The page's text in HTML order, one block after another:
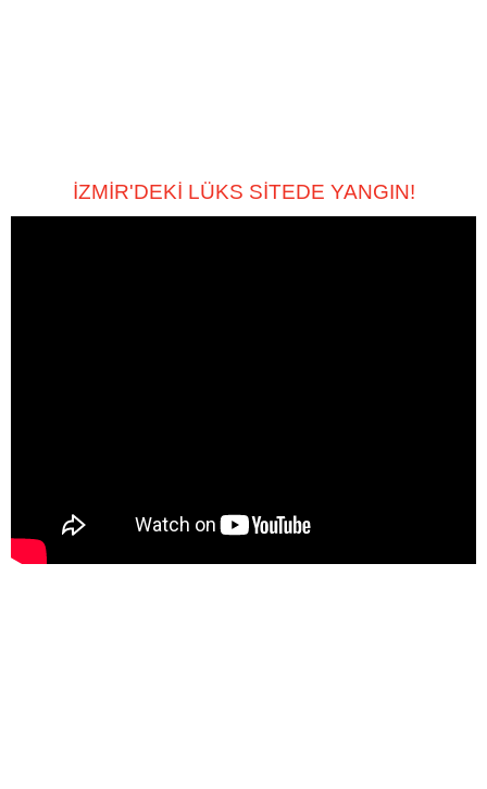
İZMİR'DEKİ LÜKS SİTEDE YANGIN!